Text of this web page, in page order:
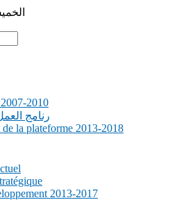
2010
رنامج العمل 2011-
de la plateforme 2013-2018
2013-2017